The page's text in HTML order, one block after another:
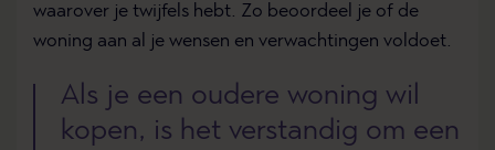
waarover je twijfels hebt. Zo beoordeel je of de
woning aan al je wensen en verwachtingen voldoet.
Als je een oudere woning wil
kopen, is het verstandig om een